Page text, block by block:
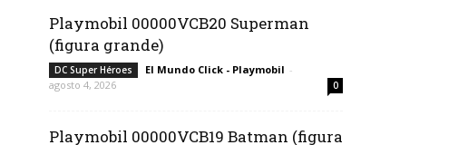
Playmobil 00000VCB20 Superman
(figura grande)
DC Super Héroes El Mundo Click - Playmobil -
agosto 4, 2026
0
Playmobil 00000VCB19 Batman (figura